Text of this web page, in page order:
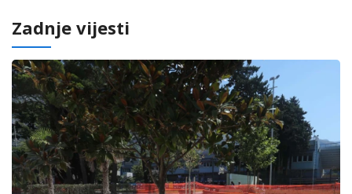
Zadnje vijesti